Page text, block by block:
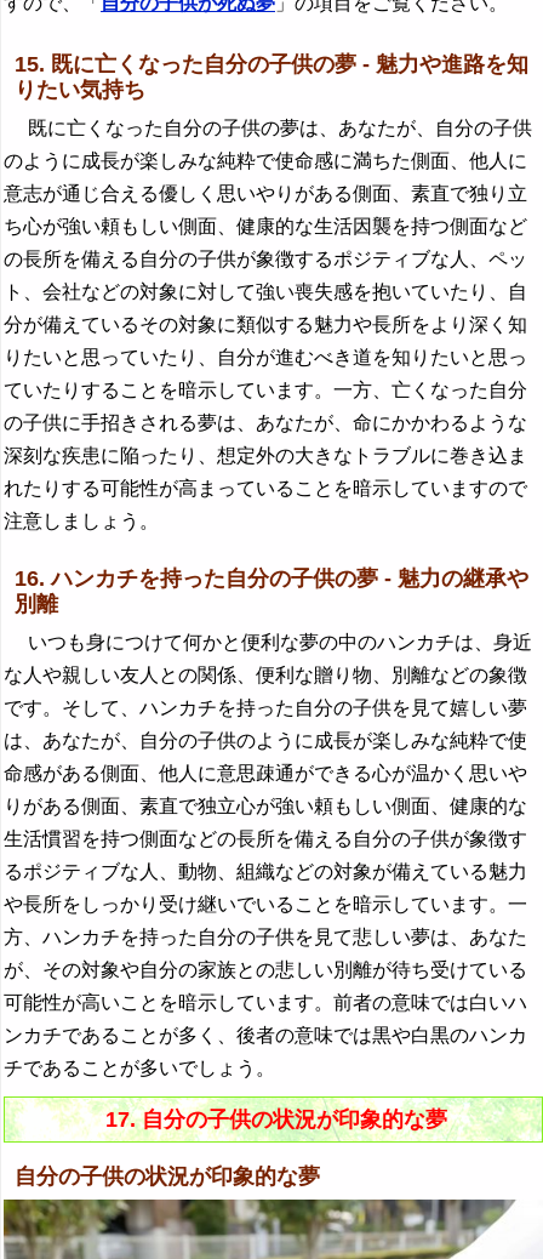
15. 既に亡くなった自分の子供の夢 - 魅力や進路を知
りたい気持ち
既に亡くなった自分の子供の夢は、あなたが、自分の子供
のように成長が楽しみな純粋で使命感に満ちた側面、他人に
意志が通じ合える優しく思いやりがある側面、素直で独り立
ち心が強い頼もしい側面、健康的な生活因襲を持つ側面など
の長所を備える自分の子供が象徴するポジティブな人、ペッ
ト、会社などの対象に対して強い喪失感を抱いていたり、自
分が備えているその対象に類似する魅力や長所をより深く知
りたいと思っていたり、自分が進むべき道を知りたいと思っ
ていたりすることを暗示しています。一方、亡くなった自分
の子供に手招きされる夢は、あなたが、命にかかわるような
深刻な疾患に陥ったり、想定外の大きなトラブルに巻き込ま
れたりする可能性が高まっていることを暗示していますので
注意しましょう。
16. ハンカチを持った自分の子供の夢 - 魅力の継承や
別離
いつも身につけて何かと便利な夢の中のハンカチは、身近
な人や親しい友人との関係、便利な贈り物、別離などの象徴
です。そして、ハンカチを持った自分の子供を見て嬉しい夢
は、あなたが、自分の子供のように成長が楽しみな純粋で使
命感がある側面、他人に意思疎通ができる心が温かく思いや
りがある側面、素直で独立心が強い頼もしい側面、健康的な
生活慣習を持つ側面などの長所を備える自分の子供が象徴す
るポジティブな人、動物、組織などの対象が備えている魅力
や長所をしっかり受け継いでいることを暗示しています。一
方、ハンカチを持った自分の子供を見て悲しい夢は、あなた
が、その対象や自分の家族との悲しい別離が待ち受けている
可能性が高いことを暗示しています。前者の意味では白いハ
ンカチであることが多く、後者の意味では黒や白黒のハンカ
チであることが多いでしょう。
17. 自分の子供の状況が印象的な夢
自分の子供の状況が印象的な夢